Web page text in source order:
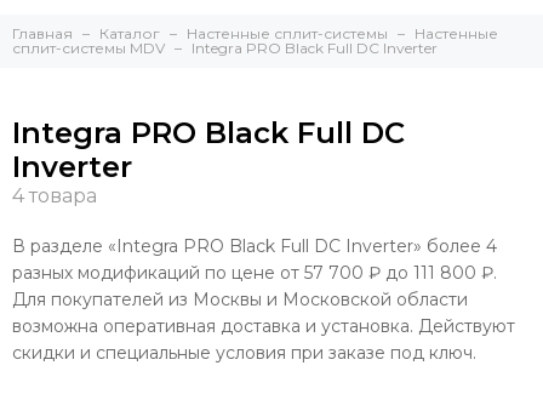
Главная Каталог Настенные сплит-системы
Настенные
сплит-системы MDV
Integra PRO Black Full DC Inverter
Integra PRO Black Full DC
Inverter
В разделе «Integra PRO Black Full DC Inverter» более 4
разных модификаций по цене от 57 700 ₽ до 111 800 ₽.
Для покупателей из Москвы и Московской области
возможна оперативная доставка и установка. Действуют
скидки и специальные условия при заказе под ключ.